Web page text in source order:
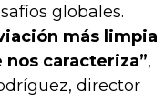
globales.
más limpia
caracteriza”,
director